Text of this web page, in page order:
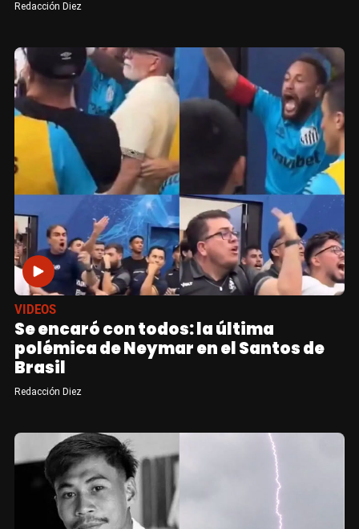
Redacción Diez
VIDEOS
Se encaró con todos: la última
polémica de Neymar en el Santos de
Brasil
Redacción Diez